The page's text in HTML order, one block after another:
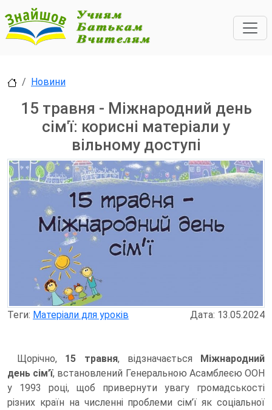
Новини
15 травня - Міжнародний день
сім'ї: корисні матеріали у
вільному доступі
Теги: Матеріали для уроків Дата: 13.05.2024
Щорічно, 15 травня, відзначається Міжнародний
день сім’ї, встановлений Генеральною Асамблеєю ООН
у 1993 році, щоб привернути увагу громадськості
різних країн на численні проблеми сім’ї як соціальної